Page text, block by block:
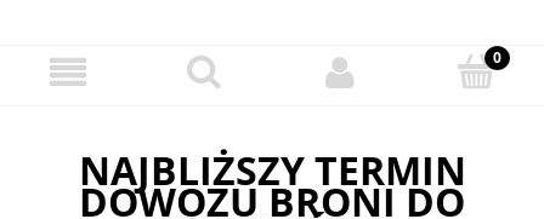
NAJBLIŻSZY TERMIN
DOWOZU BRONI DO